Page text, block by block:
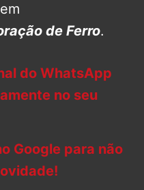
de Ferro.
do WhatsApp
no seu
Google para não